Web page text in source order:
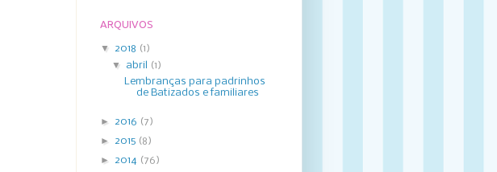
ARQUIVOS
▼ 2018 (1)
▼ abril
(1)
Lembranças para padrinhos
de Batizados e familiares
► 2016 (7)
► 2015 (8)
► 2014 (76)